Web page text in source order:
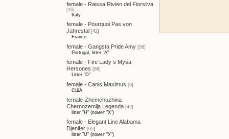
female - Raissa Rivien del Fiorsilva
[16]
Italy
female - Pourquoi Pas von
Jahrestal [42]
France.
female - Gangsta Pride Amy [56]
Portugal, litter "A"
female - Fire Lady s Mysa
Hersones [69]
Litter "D"
female - Canis Maximus [0]
США
female-Zhemchuzhina
Chernozemija Legenda [42]
litter "H" (помет "Х")
female - Elegant Line Alabama
Djenifer [65]
litter "U" (помет "У")